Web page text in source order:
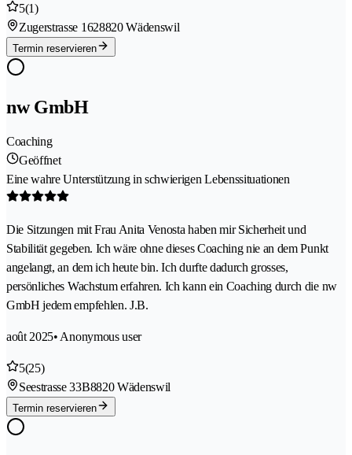
5(1)
Zugerstrasse 1628820 Wädenswil
Termin reservieren
nw GmbH
Coaching
Geöffnet
Eine wahre Unterstützung in schwierigen Lebenssituationen
Die Sitzungen mit Frau Anita Venosta haben mir Sicherheit und
Stabilität gegeben. Ich wäre ohne dieses Coaching nie an dem Punkt
angelangt, an dem ich heute bin. Ich durfte dadurch grosses,
persönliches Wachstum erfahren. Ich kann ein Coaching durch die nw
GmbH jedem empfehlen. J.B.
août 2025• Anonymous user
5(25)
Seestrasse 33B8820 Wädenswil
Termin reservieren